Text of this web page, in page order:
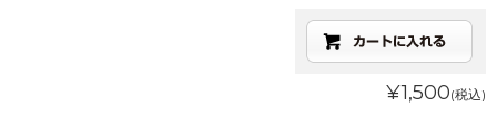
¥1,500(税込)